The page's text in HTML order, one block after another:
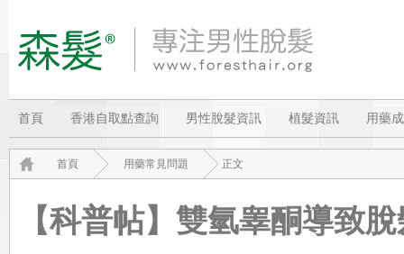
首頁 香港自取點查詢 男性脫髮資訊 植髮資訊 用藥
首頁 用藥常見問題 正文
【科普帖】雙氫睾酮導致